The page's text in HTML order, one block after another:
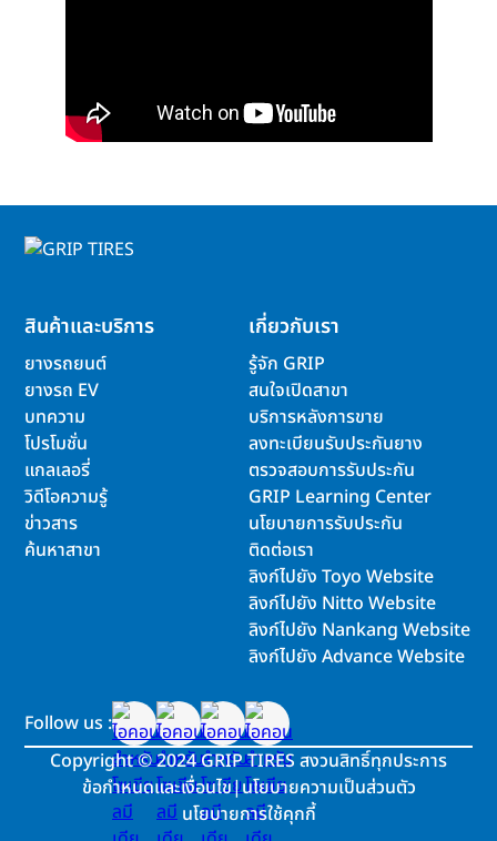
สินค้าและบริการ
ยางรถยนต์
ยางรถ EV
บทความ
โปรโมชั่น
แกลเลอรี่
วิดีโอความรู้
ข่าวสาร
ค้นหาสาขา
เกี่ยวกับเรา
รู้จัก GRIP
สนใจเปิดสาขา
บริการหลังการขาย
ลงทะเบียนรับประกันยาง
ตรวจสอบการรับประกัน
GRIP Learning Center
นโยบายการรับประกัน
ติดต่อเรา
ลิงก์ไปยัง Toyo Website
ลิงก์ไปยัง Nitto Website
ลิงก์ไปยัง Nankang Website
ลิงก์ไปยัง Advance Website
Follow us :
Copyright©2024 GRIP TIRES สงวนสิทธิ์ทุกประการ
ข้อกำหนดและเงื่อนไข|นโยบายความเป็นส่วนตัว
นโยบายการใช้คุกกี้